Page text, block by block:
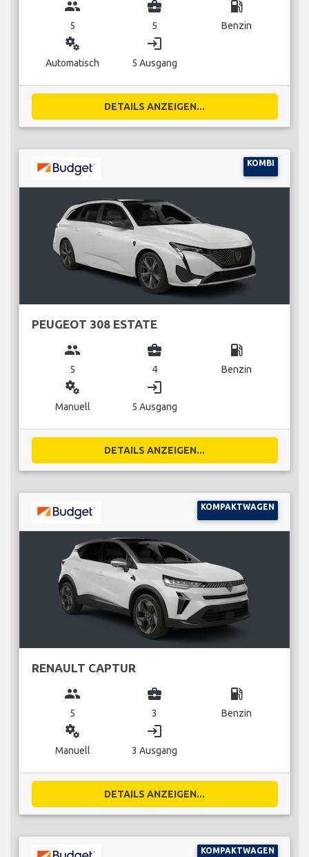
group
5
business_center
5
local_gas_station
Benzin
miscellaneous_services
Automatisch
login
5 Ausgang
DETAILS ANZEIGEN...
KOMBI
PEUGEOT 308 ESTATE
group
5
business_center
4
local_gas_station
Benzin
miscellaneous_services
Manuell
login
5 Ausgang
DETAILS ANZEIGEN...
KOMPAKTWAGEN
RENAULT CAPTUR
group
5
business_center
3
local_gas_station
Benzin
miscellaneous_services
Manuell
login
3 Ausgang
DETAILS ANZEIGEN...
KOMPAKTWAGEN